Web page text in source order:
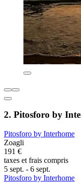
2. Pitosforo by
Pitosforo by Interhome
Zoagli
191 €
taxes et frais compris
5 sept. - 6 sept.
Pitosforo by Interhome